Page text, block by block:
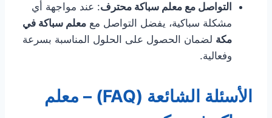
التواصل مع معلم سباكة محترف: عند مواجهة أي
مشكلة سباكية، يفضل التواصل مع معلم سباكة في
مكة لضمان الحصول على الحلول المناسبة بسرعة
وفعالية.
الأسئلة الشائعة (FAQ) – معلم